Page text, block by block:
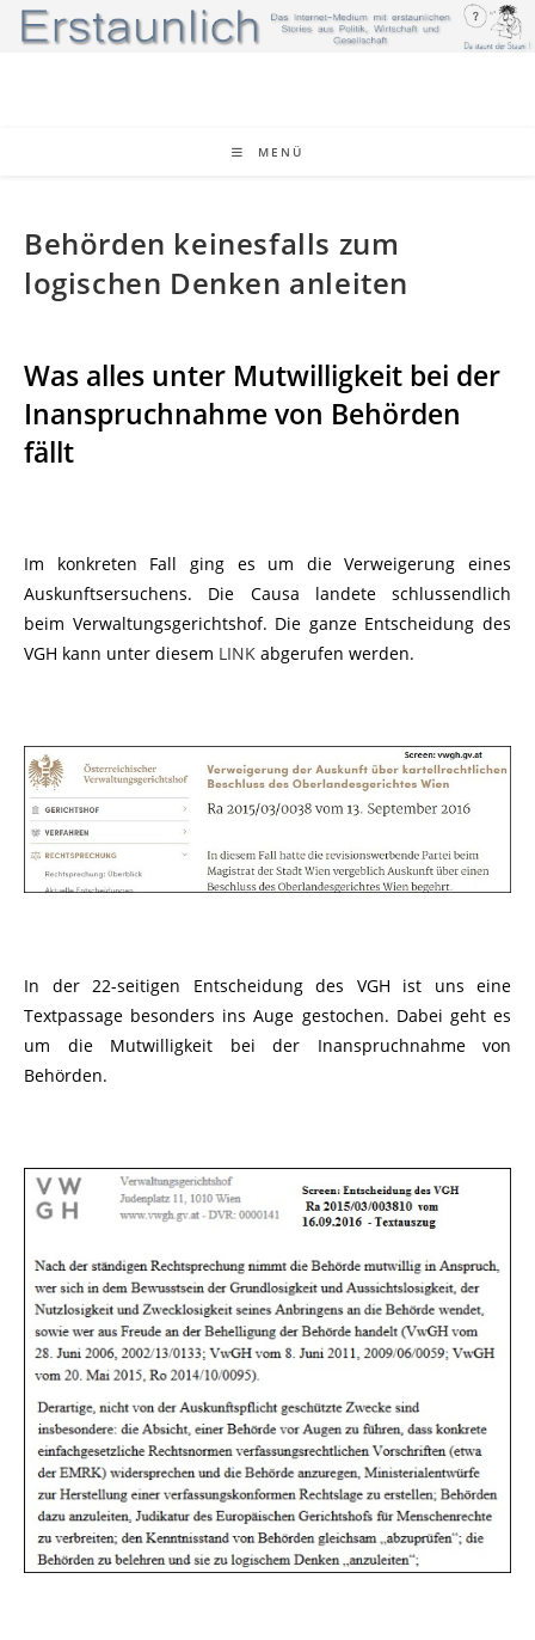
Zum
Inhalt
MENÜ
Behörden keinesfalls zum
logischen Denken anleiten
Was alles unter Mutwilligkeit bei der
Inanspruchnahme von Behörden
fällt
Im konkreten Fall ging es um die Verweigerung eines
Auskunftsersuchens. Die Causa landete schlussendlich
beim Verwaltungsgerichtshof. Die ganze Entscheidung des
VGH kann unter diesem LINK abgerufen werden.
In der 22-seitigen Entscheidung des VGH ist uns eine
Textpassage besonders ins Auge gestochen. Dabei geht es
um die Mutwilligkeit bei der Inanspruchnahme von
Behörden.